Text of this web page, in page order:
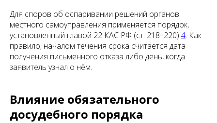
Для споров об оспаривании решений органов
местного самоуправления применяется порядок,
установленный главой 22 КАС РФ (ст. 218–220) 4. Как
правило, началом течения срока считается дата
получения письменного отказа либо день, когда
заявитель узнал о нём.
Влияние обязательного
досудебного порядка